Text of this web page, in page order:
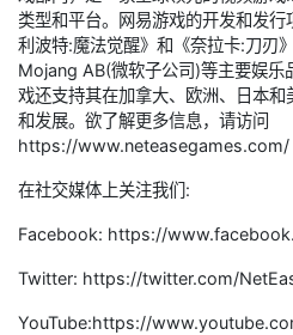
类型和平台。网易游戏的开发和发
利波特:魔法觉醒》和《奈拉卡:刀刃
Mojang AB(微软子公司)等主要娱乐
戏还支持其在加拿大、欧洲、日本
和发展。欲了解更多信息，请访问
https://www.neteasegames.com/
在社交媒体上关注我们:
Facebook: https://
Twitter: https://twitter.com/
YouTube:https://